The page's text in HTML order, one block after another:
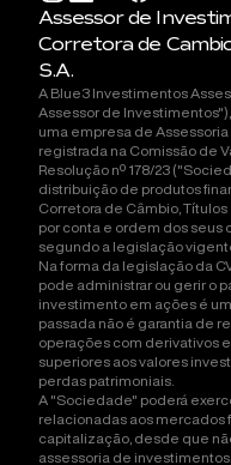
Assessor de
Corretora de
S.A.
A Blue3 Investimentos
Assessor de Investimentos"),
uma empresa de
registrada na Comissão de
Resolução nº 178/23
distribuição de produtos
Corretora de Câmbio, Títulos
por conta e ordem dos seus
segundo a legislação
Na forma da legislação da
pode administrar ou gerir o
investimento em ações é
passada não é garantia de
operações com derivativos
superiores aos valores
perdas patrimoniais.
A "Sociedade" poderá
relacionadas aos mercados
capitalização, desde que
assessoria de